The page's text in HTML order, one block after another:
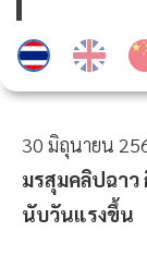
30 มิถุนายน
มรสุมคลิปฉาว
นับวันแรงขึ้น